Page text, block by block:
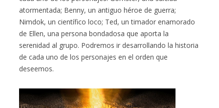
atormentada; Benny, un antiguo héroe de guerra;
Nimdok, un científico loco; Ted, un timador enamorado
de Ellen, una persona bondadosa que aporta la
serenidad al grupo. Podremos ir desarrollando la historia
de cada uno de los personajes en el orden que
deseemos.